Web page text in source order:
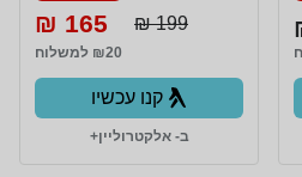
199 ₪
165 ₪
₪20 למשלוח
קנו עכשיו
ב- אלקטרוליין+